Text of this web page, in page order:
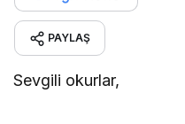
PAYLAŞ
Sevgili okurlar,